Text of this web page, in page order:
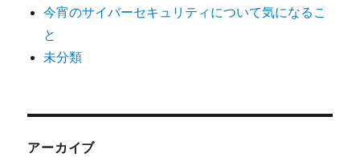
今宵のサイバーセキュリティについて気になるこ
と
未分類
アーカイブ